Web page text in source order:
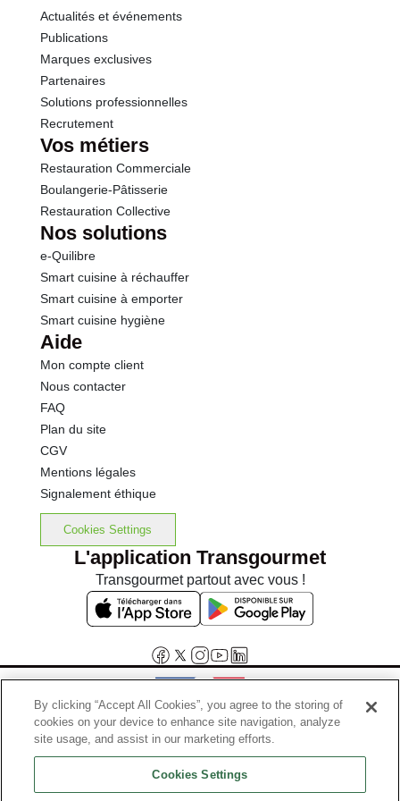
Actualités et événements
Publications
Marques exclusives
Partenaires
Solutions professionnelles
Recrutement
Vos métiers
Restauration Commerciale
Boulangerie-Pâtisserie
Restauration Collective
Nos solutions
e-Quilibre
Smart cuisine à réchauffer
Smart cuisine à emporter
Smart cuisine hygiène
Aide
Mon compte client
Nous contacter
FAQ
Plan du site
CGV
Mentions légales
Signalement éthique
Cookies Settings
L'application Transgourmet
Transgourmet partout avec vous !
Interdiction de vente de boissons alcooliques aux mineurs de
moins de 18 ans
La preuve de majorité de l'acheteur est exigée au moment de la vente
By clicking “Accept All Cookies”, you agree to the storing of
cookies on your device to enhance site navigation, analyze
site usage, and assist in our marketing efforts.
Cookies Settings